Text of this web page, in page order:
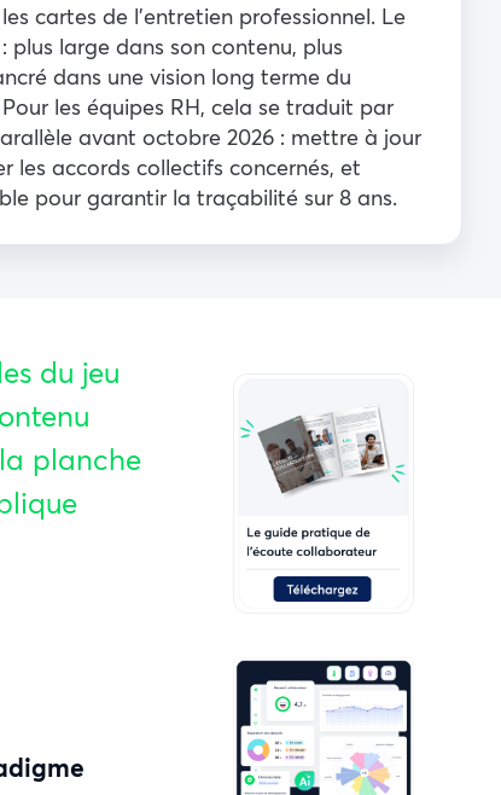
cartes de l’entretien professionnel. Le
large dans son contenu, plus
dans une vision long terme du
les équipes RH, cela se traduit par
avant octobre 2026 : mettre à jour
les accords collectifs concernés, et
pour garantir la traçabilité sur 8 ans.
du jeu
planche